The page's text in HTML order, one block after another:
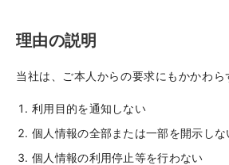
理由の説明
当社は、ご本人からの要求にもかかわら
利用目的を通知しない
個人情報の全部または一部を開示しな
個人情報の利用停止等を行わない